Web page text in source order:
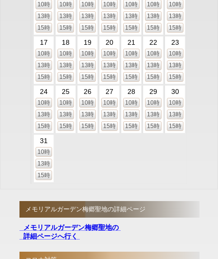
10時
13時
15時
10時
13時
15時
10時
13時
15時
10時
13時
15時
10時
13時
15時
10時
13時
15時
10時
13時
15時
17
10時
13時
15時
18
10時
13時
15時
19
10時
13時
15時
20
10時
13時
15時
21
10時
13時
15時
22
10時
13時
15時
23
10時
13時
15時
24
10時
13時
15時
25
10時
13時
15時
26
10時
13時
15時
27
10時
13時
15時
28
10時
13時
15時
29
10時
13時
15時
30
10時
13時
15時
31
10時
13時
15時
メモリアルガーデン梅郷聖地の詳細ページ
メモリアルガーデン梅郷聖地の
詳細ページへ行く